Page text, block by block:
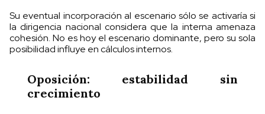
Su eventual incorporación al escenario sólo se activaría si
la dirigencia nacional considera que la interna amenaza
cohesión. No es hoy el escenario dominante, pero su sola
posibilidad influye en cálculos internos.
Oposición: estabilidad sin
crecimiento